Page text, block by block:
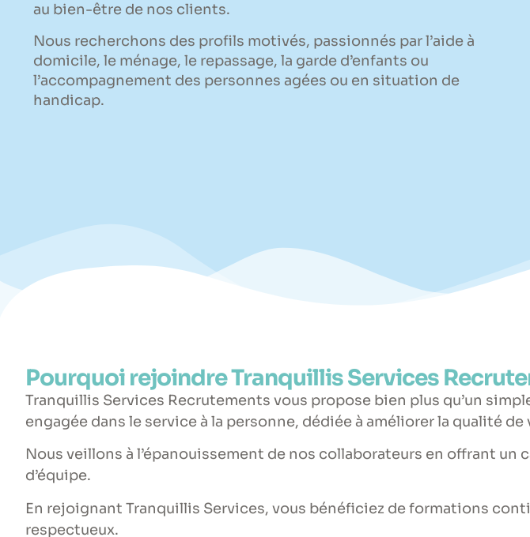
au bien-être de nos clients.
Nous recherchons des profils motivés, passionnés par l’aide à
domicile, le ménage, le repassage, la garde d’enfants ou
l’accompagnement des personnes agées ou en situation de
handicap.
Pourquoi rejoindre Tranquillis Services
Tranquillis Services Recrutements vous propose bien plus qu’un
engagée dans le service à la personne, dédiée à améliorer la qualité
Nous veillons à l’épanouissement de nos collaborateurs en offrant
d’équipe.
En rejoignant Tranquillis Services, vous bénéficiez de formations
respectueux.